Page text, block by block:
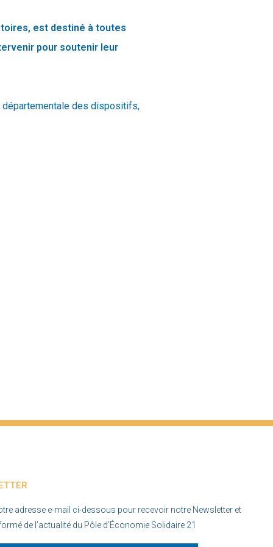
est destiné à toutes
pour soutenir leur
départementale des dispositifs,
adresse e-mail ci-dessous pour recevoir notre Newsletter et
de l’actualité du Pôle d’Économie Solidaire 21